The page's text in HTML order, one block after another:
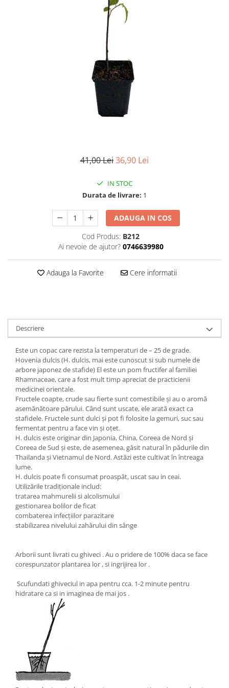
41,00 Lei36,90 Lei
IN STOC
Durata de livrare: 1
ADAUGA IN COS
Cod Produs: B212
Ai nevoie de ajutor? 0746639980
Adauga la Favorite Cere informatii
Descriere
Este un copac care rezista la temperaturi de – 25 de grade.
Hovenia dulcis (H. dulcis, mai este cunoscut si sub numele de
arbore japonez de stafide) El este un pom fructifer al familiei
Rhamnaceae, care a fost mult timp apreciat de practicienii
medicinei orientale.
Fructele coapte, crude sau fierte sunt comestibile și au o aromă
asemănătoare părului. Când sunt uscate, ele arată exact ca
stafidele. Fructele sunt dulci și pot fi folosite la gemuri, suc sau
fermentat pentru a face vin și oțet.
H. dulcis este originar din Japonia, China, Coreea de Nord și
Coreea de Sud și este, de asemenea, găsit natural în pădurile din
Thailanda și Vietnamul de Nord. Astăzi este cultivat în întreaga
lume.
H. dulcis poate fi consumat proaspăt, uscat sau in ceai.
Utilizările tradiționale includ:
tratarea mahmurelii si alcolismului
gestionarea bolilor de ficat
combaterea infecțiilor parazitare
stabilizarea nivelului zahărului din sânge
Arborii sunt livrati cu ghiveci . Au o pridere de 100% daca se face
corespunzator plantarea lor , si ingrijirea lor .
Scufundati ghiveciul in apa pentru cca. 1-2 minute pentru
hidratare ca si in imaginea de mai jos .